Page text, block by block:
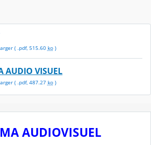
( .pdf, 515.60 ko)
AUDIO VISUEL
( .pdf, 487.27 ko)
AUDIOVISUEL